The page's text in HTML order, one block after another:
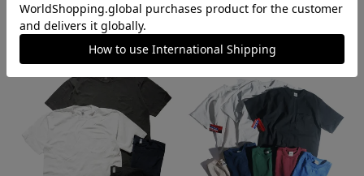
この商品を見た人がよく買っている商品